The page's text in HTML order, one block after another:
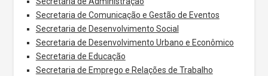
Secretaria de Comunicação e Gestão de Eventos
Secretaria de Desenvolvimento Social
Secretaria de Desenvolvimento Urbano e Econômico
Secretaria de Educação
Secretaria de Emprego e Relações de Trabalho